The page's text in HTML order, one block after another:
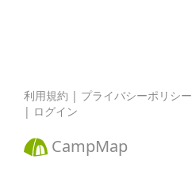
利用規約 | プライバシーポリシー
| ログイン
CampMap